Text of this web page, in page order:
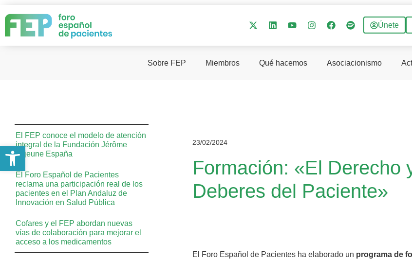
Únete
Sobre FEP Miembros Qué hacemos Asociacionismo
El FEP conoce el modelo de atención
integral de la Fundación Jérôme
Lejeune España
El Foro Español de Pacientes
reclama una participación real de los
pacientes en el Plan Andaluz de
Innovación en Salud Pública
Cofares y el FEP abordan nuevas
vías de colaboración para mejorar el
acceso a los medicamentos
23/02/2024
Formación: «El Derecho
Deberes del Paciente»
El Foro Español de Pacientes ha elaborado un programa de
Abrir barra de herramientas